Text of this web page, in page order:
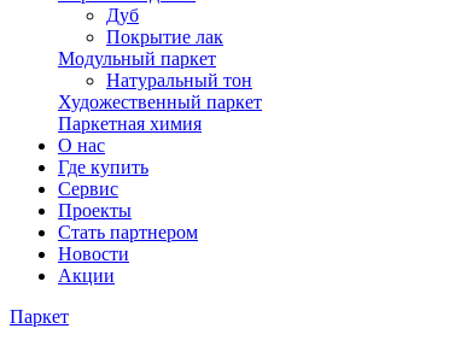
Дуб
Покрытие лак
Модульный паркет
Натуральный тон
Художественный паркет
Паркетная химия
О нас
Где купить
Сервис
Проекты
Стать партнером
Новости
Акции
Паркет